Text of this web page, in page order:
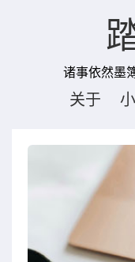
诸事依然墨
关于